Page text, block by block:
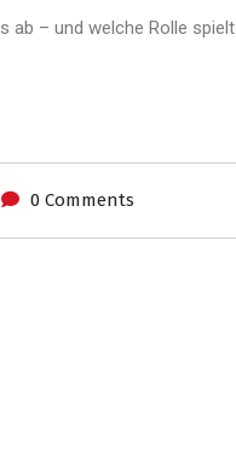
ab – und welche Rolle spielt
0 Comments